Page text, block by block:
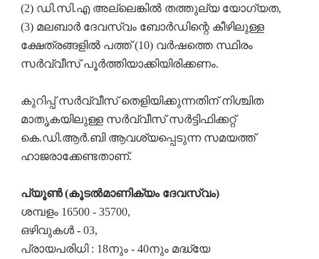
(2) ഡി.സി.എ അല്ലെങ്കിൽ തത്തുല്യ യോഗ്യത,
(3) മലബാർ ദേവസ്വം ബോർഡിന്റെ കീഴിലുള്ള
ക്ഷേത്രങ്ങളിൽ പത്ത് (10) വർഷത്തെ സ്ഥിരം
സർവ്വീസ് പൂർത്തിയാക്കിയിരിക്കണം.
കുറിപ്പ് സർവ്വീസ് തെളിയിക്കുന്നതിന് നിശ്ചിത
മാതൃകയിലുള്ള സർവ്വീസ് സർട്ടിഫിക്കറ്റ്
കെ.ഡി.ആർ.ബി ആവശ്യപ്പെടുന്ന സമയത്ത്
ഹാജരാക്കേണ്ടതാണ്.
പ്യൂൺ (കൂടൽമാണിക്യം ദേവസ്വം)
ശമ്പളം 16500 - 35700,
ഒഴിവുകൾ - 03,
പ്രായപരിധി : 18നും - 40നും മദ്ധ്യേ